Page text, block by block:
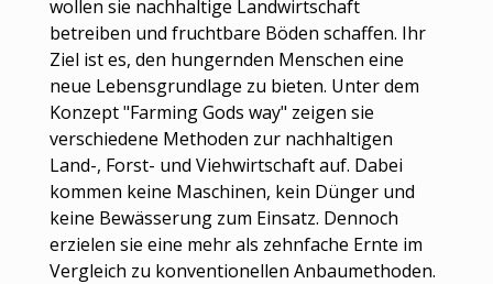
wollen sie nachhaltige Landwirtschaft
betreiben und fruchtbare Böden schaffen. Ihr
Ziel ist es, den hungernden Menschen eine
neue Lebensgrundlage zu bieten. Unter dem
Konzept "Farming Gods way" zeigen sie
verschiedene Methoden zur nachhaltigen
Land-, Forst- und Viehwirtschaft auf. Dabei
kommen keine Maschinen, kein Dünger und
keine Bewässerung zum Einsatz. Dennoch
erzielen sie eine mehr als zehnfache Ernte im
Vergleich zu konventionellen Anbaumethoden.